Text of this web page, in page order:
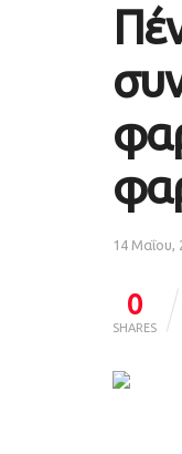
14 Μαΐου,
0
SHARES